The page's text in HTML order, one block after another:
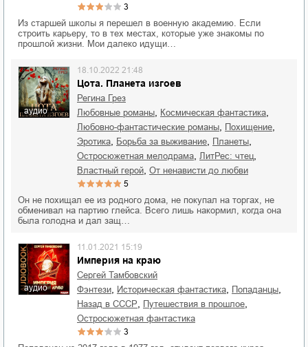
3
Из старшей школы я перешел в военную академию. Если
строить карьеру, то в тех местах, которые уже знакомы по
прошлой жизни. Мои далеко идущи…
аудио
Цота. Планета изгоев
18.10.2022 21:48
Регина Грез
любовные романы
космическая фантастика
любовно-фантастические романы похищение
эротика борьба за выживание планеты
остросюжетная мелодрама ЛитРес: чтец
властный герой от ненависти до любви
5
Он не похищал ее из родного дома, не покупал на торгах, не
обменивал на партию глейса. Всего лишь накормил, когда она
была голодна и дал защ…
аудио
Империя на краю
11.01.2021 15:19
Сергей Тамбовский
фэнтези
историческая фантастика попаданцы
назад в СССР путешествия в прошлое
остросюжетная фантастика
3